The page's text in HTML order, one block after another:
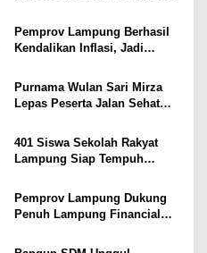
Prioritas
Pemprov Lampung Berhasil
Kendalikan Inflasi, Jadi
Terendah di Sumatera
Purnama Wulan Sari Mirza
Lepas Peserta Jalan Sehat
Lansia Sehat dan Bahagia
401 Siswa Sekolah Rakyat
Lampung Siap Tempuh
Dorong Lahirnya Generasi
Emas
Pemprov Lampung Dukung
Penuh Lampung Financial
Keuangan Generasi Muda